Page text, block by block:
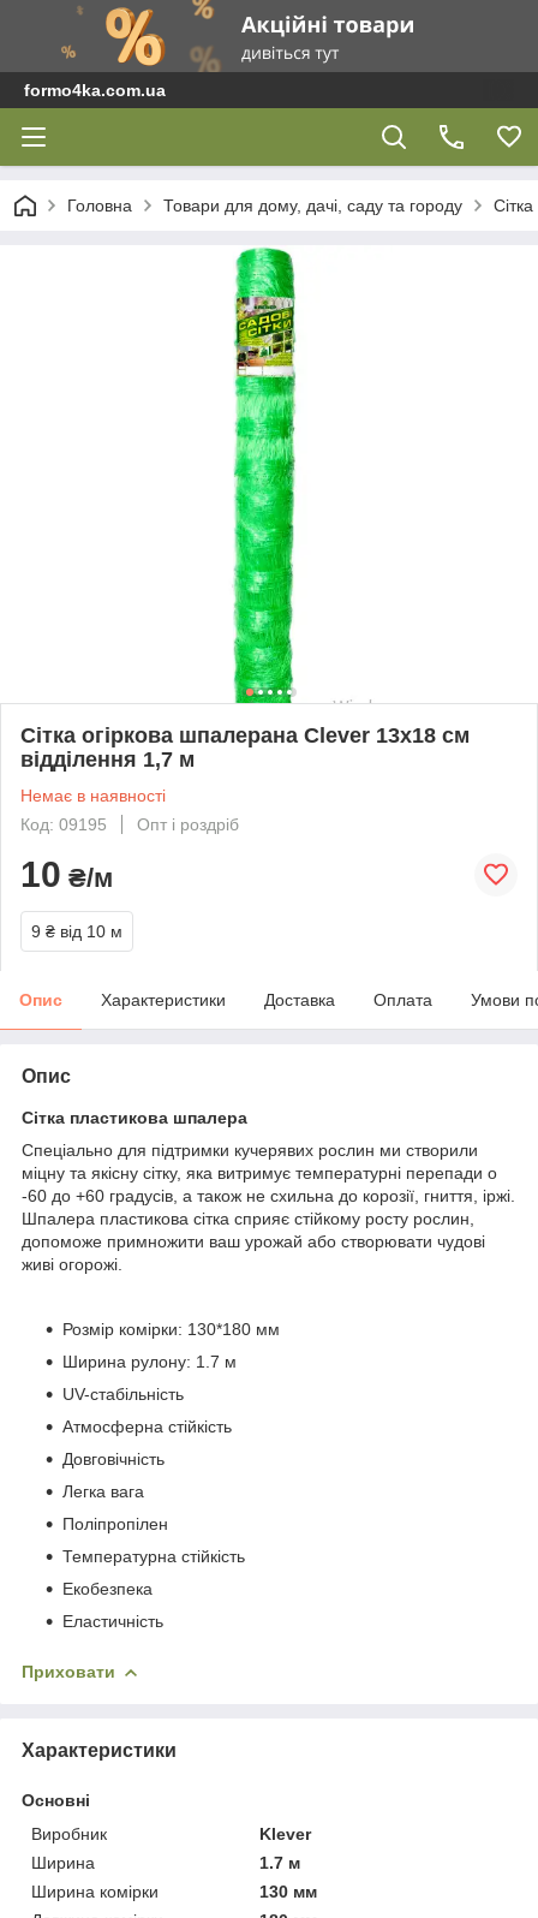
formo4ka.com.ua
Головна Товари для дому, дачі, саду та городу
Сітка огіркова шпалерана Clever 13x18 см
відділення 1,7 м
Немає в наявності
Код: 09195
Опт і роздріб
10 ₴/м
9 ₴ від 10 м
Опис Характеристики Доставка Оплата Умови
Опис
Сітка пластикова шпалера
Спеціально для підтримки кучерявих рослин ми створили
міцну та якісну сітку, яка витримує температурні перепади о
-60 до +60 градусів, а також не схильна до корозії, гниття, іржі.
Шпалера пластикова сітка сприяє стійкому росту рослин,
допоможе примножити ваш урожай або створювати чудові
живі огорожі.
Розмір комірки: 130*180 мм
Ширина рулону: 1.7 м
UV-стабільність
Атмосферна стійкість
Довговічність
Легка вага
Поліпропілен
Температурна стійкість
Екобезпека
Еластичність
Приховати
Характеристики
Основні
Виробник
Klever
Ширина
1.7 м
Ширина комірки
130 мм